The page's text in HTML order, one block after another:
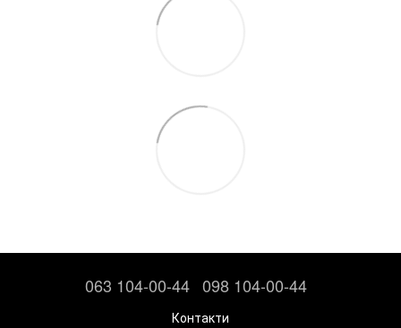
063 104-00-44 098 104-00-44
Контакти